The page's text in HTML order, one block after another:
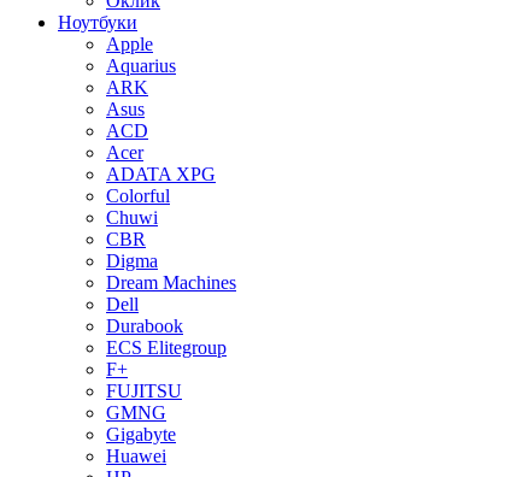
Ноутбуки
Apple
Aquarius
ARK
Asus
ACD
Acer
ADATA XPG
Colorful
Chuwi
CBR
Digma
Dream Machines
Dell
Durabook
ECS Elitegroup
F+
FUJITSU
GMNG
Gigabyte
Huawei